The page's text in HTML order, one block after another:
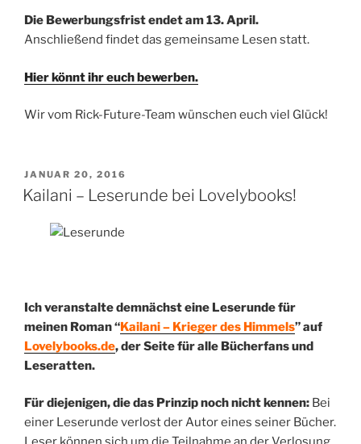
Die Bewerbungsfrist endet am 13. April.
Anschließend findet das gemeinsame Lesen statt.
Hier könnt ihr euch bewerben.
Wir vom Rick-Future-Team wünschen euch viel Glück!
VERÖFFENTLICHT
AM
JANUAR 20, 2016
Kailani – Leserunde bei Lovelybooks!
Ich veranstalte demnächst eine Leserunde für
meinen Roman “Kailani – Krieger des Himmels” auf
Lovelybooks.de, der Seite für alle Bücherfans und
Leseratten.
Für diejenigen, die das Prinzip noch nicht kennen: Bei
einer Leserunde verlost der Autor eines seiner Bücher.